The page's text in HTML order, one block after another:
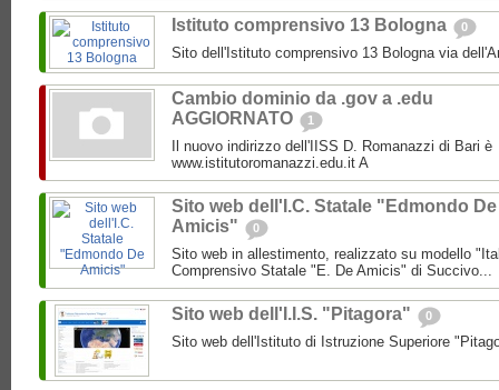
Istituto comprensivo 13 Bologna 0
Sito dell'Istituto comprensivo 13 Bologna via
Cambio dominio da .gov a .edu
AGGIORNATO
1
Il nuovo indirizzo dell'IISS D. Romanazzi di Bari è
www.istitutoromanazzi.edu.it A
Sito web dell'I.C. Statale "Edmondo De
Amicis"
0
Sito web in allestimento, realizzato su modello
Comprensivo Statale "E. De Amicis" di Succivo...
Sito web dell'I.I.S. "Pitagora" 0
Sito web dell'Istituto di Istruzione Superiore